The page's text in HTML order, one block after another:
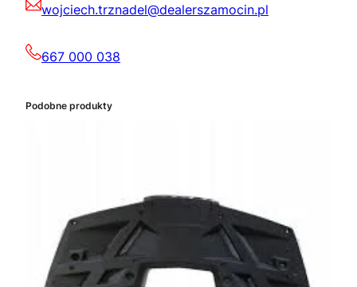
wojciech.trznadel@dealerszamocin.pl
667 000 038
Podobne produkty